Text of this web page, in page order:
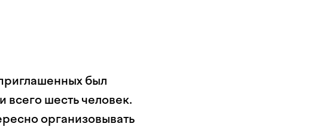
был
всего шесть человек.
организовывать